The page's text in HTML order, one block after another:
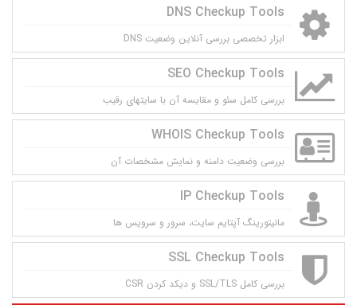
DNS Checkup Tools
ابزار تخصصی بررسی آنلاین وضعیت DNS
SEO Checkup Tools
بررسی کامل سئو و مقایسه آن با سایتهای رقیب
WHOIS Checkup Tools
بررسی وضعیت دامنه و نمایش مشخصات آن
IP Checkup Tools
مانيتورينگ آپتايم سايت، سرور و سرويس ها
SSL Checkup Tools
بررسی کامل SSL/TLS و دیکد کردن CSR